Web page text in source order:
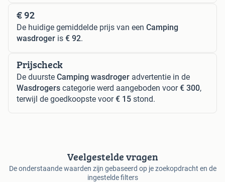
€ 92
De huidige gemiddelde prijs van een Camping
wasdroger is € 92.
Prijscheck
De duurste Camping wasdroger advertentie in de
Wasdrogers categorie werd aangeboden voor€ 300,
terwijl de goedkoopste voor€ 15 stond.
Veelgestelde vragen
De onderstaande waarden zijn gebaseerd op je zoekopdracht en de
ingestelde filters